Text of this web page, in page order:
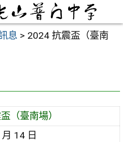
息 > 2024 抗震盃（臺南
（臺南場）
14 日